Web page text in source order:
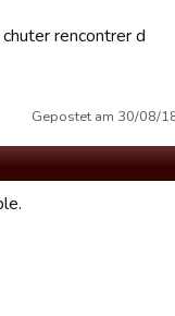
rencontrer d
Gepostet am 30/08/